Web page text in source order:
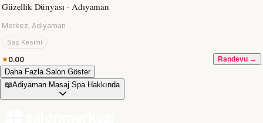
Güzellik Dünyası - Adıyaman
Merkez, Adıyaman
Saç Kesimi
0.00 Randevu →
Daha Fazla Salon Göster
📖Adiyaman Masaj Spa Hakkında